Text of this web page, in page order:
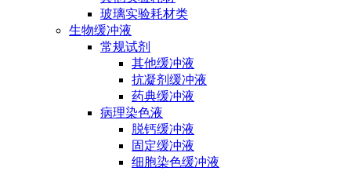
玻璃实验耗材类
生物缓冲液
常规试剂
其他缓冲液
抗凝剂缓冲液
药典缓冲液
病理染色液
脱钙缓冲液
固定缓冲液
细胞染色缓冲液